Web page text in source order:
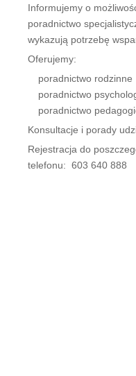
Informujemy o
poradnictwo
wykazują potrzebę
Oferujemy:
poradnictwo rodzinne
poradnictwo
poradnictwo
Konsultacje i porady
Rejestracja do
telefonu: 603 640 888